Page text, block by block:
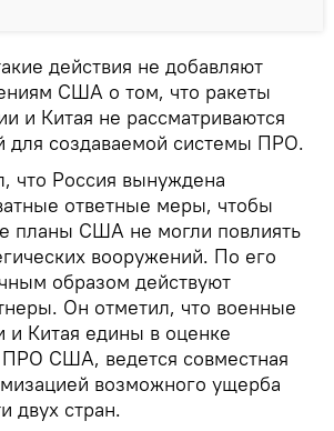
действия не добавляют
США о том, что ракеты
и Китая не рассматриваются
для создаваемой системы ПРО.
что Россия вынуждена
ответные меры, чтобы
планы США не могли повлиять
вооружений. По его
образом действуют
Он отметил, что военные
и Китая едины в оценке
ПРО США, ведется совместная
возможного ущерба
двух стран.